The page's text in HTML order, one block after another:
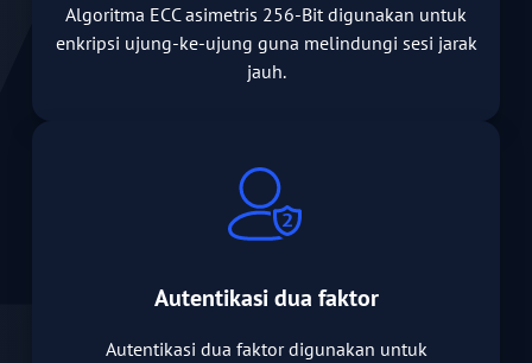
Algoritma ECC asimetris 256-Bit digunakan untuk
enkripsi ujung-ke-ujung guna melindungi sesi jarak
jauh.
Autentikasi dua faktor
Autentikasi dua faktor digunakan untuk